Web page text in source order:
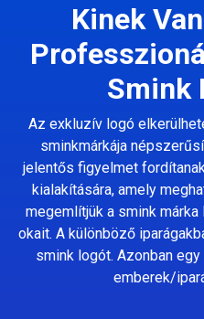
Kinek
Smink
Az exkluzív logó
sminkmárkája
jelentős figyelmet
kialakítására, amely
megemlítjük a smink
okait. A különböző
smink logót. Azonban
emberek/